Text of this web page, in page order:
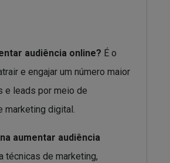
audiência online? É o
e engajar um número maior
e leads por meio de
marketing digital.
aumentar audiência
técnicas de marketing,